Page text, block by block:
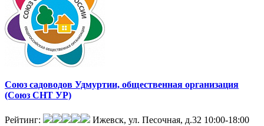
Союз садоводов Удмуртии, общественная организация
(Союз СНТ УР)
Рейтинг: Ижевск, ул. Песочная, д.32 10:00-18:00